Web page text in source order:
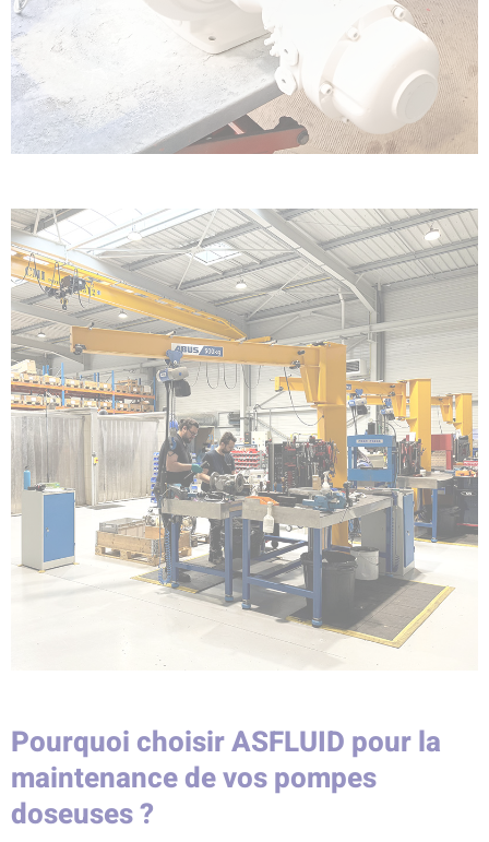
Pourquoi choisir ASFLUID pour la
maintenance de vos pompes
doseuses ?